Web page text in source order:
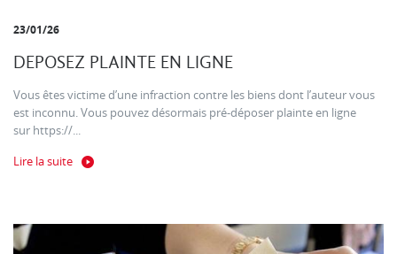
23/01/26
DEPOSEZ PLAINTE EN LIGNE
Vous êtes victime d’une infraction contre les biens dont l’auteur vous
est inconnu. Vous pouvez désormais pré-déposer plainte en ligne
sur https://...
Lire la suite